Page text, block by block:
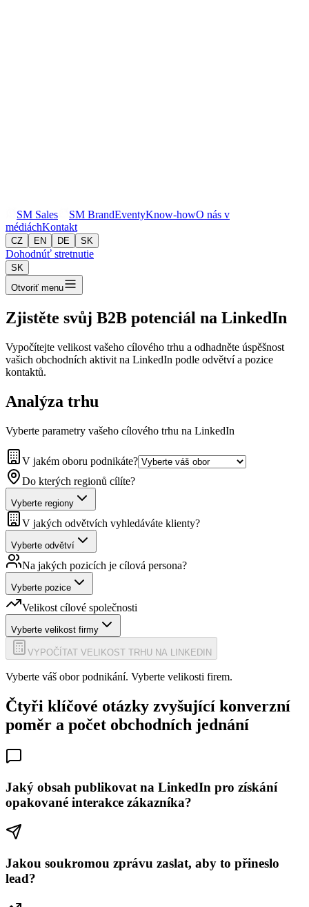
SM Sales SM BrandEventyKnow-howO nás v
médiáchKontakt
CZ EN DE SK
Dohodnúť stretnutie
SK
Otvoriť menu
Zjistěte svůj B2B potenciál na LinkedIn
Vypočítejte velikost vašeho cílového trhu a odhadněte úspěšnost
vašich obchodních aktivit na LinkedIn podle odvětví a pozice
kontaktů.
Analýza trhu
Vyberte parametry vašeho cílového trhu na LinkedIn
V jakém oboru podnikáte?
Do kterých regionů cílíte?
Vyberte regiony
V jakých odvětvích vyhledáváte klienty?
Vyberte odvětví
Na jakých pozicích je cílová persona?
Vyberte pozice
Velikost cílové společnosti
Vyberte velikost firmy
VYPOČÍTAT VELIKOST TRHU NA LINKEDIN
Vyberte váš obor podnikání. Vyberte velikosti firem.
Čtyři klíčové otázky zvyšující konverzní
poměr a počet obchodních jednání
Jaký obsah publikovat na LinkedIn pro získání
opakované interakce zákazníka?
Jakou soukromou zprávu zaslat, aby to přineslo
lead?